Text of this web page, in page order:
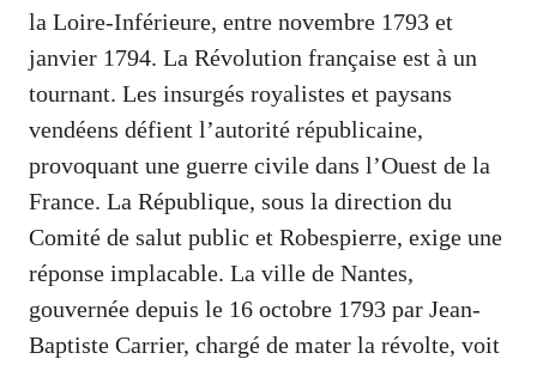
la Loire-Inférieure, entre novembre 1793 et
janvier 1794. La Révolution française est à un
tournant. Les insurgés royalistes et paysans
vendéens défient l’autorité républicaine,
provoquant une guerre civile dans l’Ouest de la
France. La République, sous la direction du
Comité de salut public et Robespierre, exige une
réponse implacable. La ville de Nantes,
gouvernée depuis le 16 octobre 1793 par Jean-
Baptiste Carrier, chargé de mater la révolte, voit